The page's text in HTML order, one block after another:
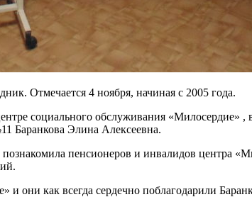
Отмечается 4 ноября, начиная с 2005 года.
социального обслуживания
Баранкова Элина Алексеевна.
пенсионеров и инвалидов центра
они как всегда сердечно поблагодарили